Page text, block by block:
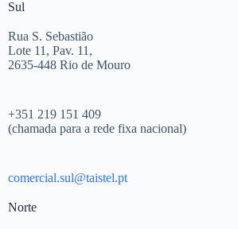
Sul
Rua S. Sebastião
Lote 11, Pav. 11,
2635-448 Rio de Mouro
+351 219 151 409
(chamada para a rede fixa nacional)
comercial.sul@taistel.pt
Norte